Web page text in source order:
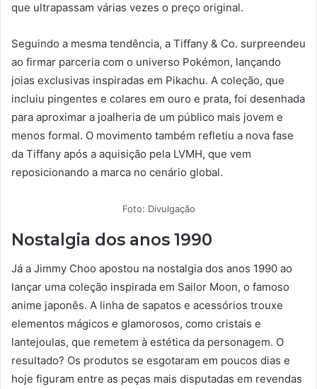
que ultrapassam várias vezes o preço original.
Seguindo a mesma tendência, a Tiffany & Co. surpreendeu
ao firmar parceria com o universo Pokémon, lançando
joias exclusivas inspiradas em Pikachu. A coleção, que
incluiu pingentes e colares em ouro e prata, foi desenhada
para aproximar a joalheria de um público mais jovem e
menos formal. O movimento também refletiu a nova fase
da Tiffany após a aquisição pela LVMH, que vem
reposicionando a marca no cenário global.
Foto: Divulgação
Nostalgia dos anos 1990
Já a Jimmy Choo apostou na nostalgia dos anos 1990 ao
lançar uma coleção inspirada em Sailor Moon, o famoso
anime japonês. A linha de sapatos e acessórios trouxe
elementos mágicos e glamorosos, como cristais e
lantejoulas, que remetem à estética da personagem. O
resultado? Os produtos se esgotaram em poucos dias e
hoje figuram entre as peças mais disputadas em revendas